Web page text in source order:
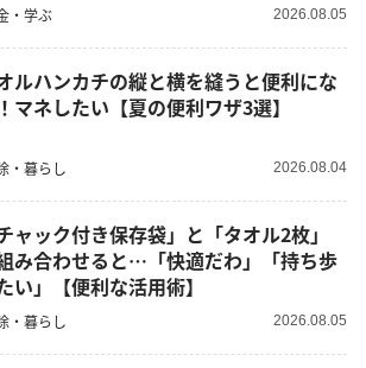
・学ぶ 2026.08.05
ルハンカチの縦と横を縫うと便利にな
マネしたい【夏の便利ワザ3選】
・暮らし 2026.08.04
チャック付き保存袋」と「タオル2枚」
み合わせると…「快適だわ」「持ち歩
い」【便利な活用術】
・暮らし 2026.08.05